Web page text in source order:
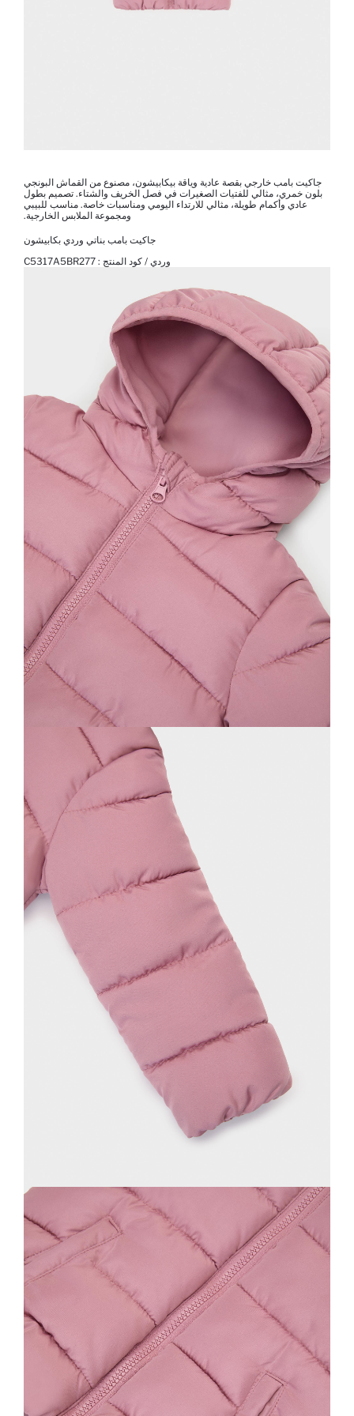
جاكيت بامب خارجي بقصة عادية وياقة بيكابيشون، مصنوع من القماش البونجي
بلون خمري، مثالي للفتيات الصغيرات في فصل الخريف والشتاء. تصميم بطول
عادي وأكمام طويلة، مثالي للارتداء اليومي ومناسبات خاصة. مناسب للبيبي
ومجموعة الملابس الخارجية.
جاكيت بامب بناتي وردي بكابيشون
وردي / كود المنتج : C5317A5BR277